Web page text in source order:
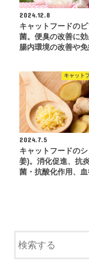
2024.12.8
キャットフードの
菌。便臭の改善に効
腸内環境の改善や
キャット
2024.7.5
キャットフードの
姜)。消化促進、抗
菌・抗酸化作用、